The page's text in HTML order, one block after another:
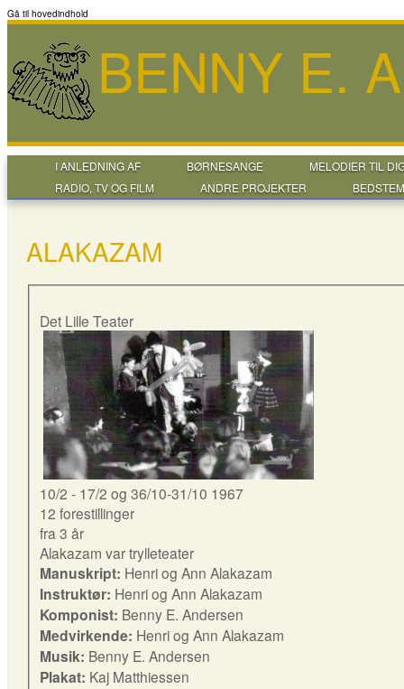
Gå til hovedindhold
BENNY E.
I ANLEDNING AF BØRNESANGE
MELODIER TIL
RADIO, TV OG FILM
ANDRE PROJEKTER
ALAKAZAM
Det Lille Teater
10/2 - 17/2 og 36/10-31/10 1967
12 forestillinger
fra 3 år
Alakazam var trylleteater
Manuskript: Henri og Ann Alakazam
Instruktør: Henri og Ann Alakazam
Komponist: Benny E. Andersen
Medvirkende: Henri og Ann Alakazam
Musik: Benny E. Andersen
Plakat: Kaj Matthiessen